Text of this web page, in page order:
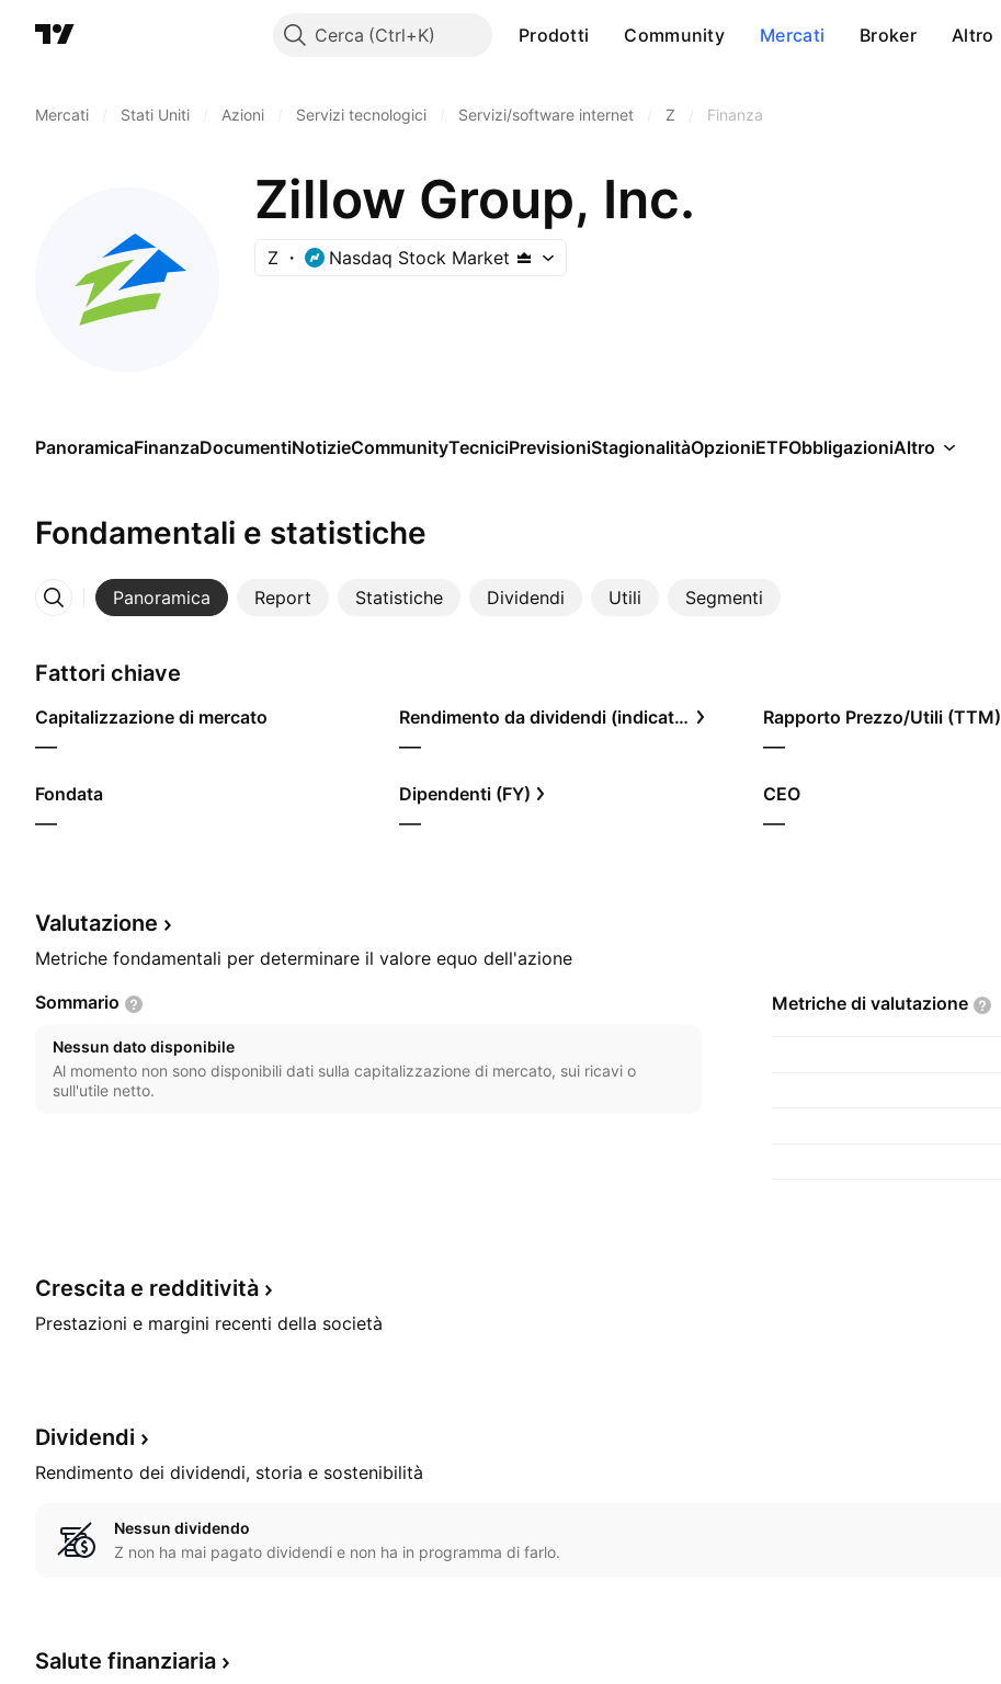
Cerca Prodotti Community Mercati Broker Altro
Mercati Stati Uniti Azioni Servizi tecnologici Servizi/software internet Z Finanza
Zillow Group, Inc.
Z Nasdaq Stock Market
PanoramicaFinanzaDocumentiNotizieCommunityTecniciPrevisioniStagionalitàOpzioniETFObbligazioniAltro
Fondamentali e statistiche
Panoramica Report Statistiche Dividendi Utili Segmenti
Altro
Fattori chiave
Capitalizzazione di mercato
—
Rendimento da dividendi (indicato)
—
Rapporto Prezzo/Utili (TTM)
—
Fondata
—
Dipendenti (FY)
—
CEO
—
Valutazione
Metriche fondamentali per determinare il valore equo dell'azione
Sommario
Nessun dato disponibile
Al momento non sono disponibili dati sulla capitalizzazione di mercato, sui ricavi o
sull'utile netto.
Metriche di valutazione
Crescita e redditività
Prestazioni e margini recenti della società
Dividendi
Rendimento dei dividendi, storia e sostenibilità
Nessun dividendo
Z non ha mai pagato dividendi e non ha in programma di farlo.
Salute finanziaria